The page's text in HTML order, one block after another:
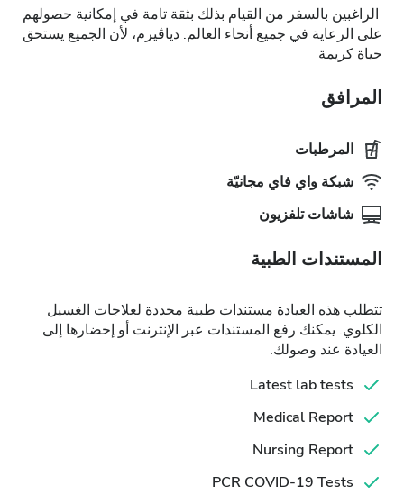
الراغبين بالسفر من القيام بذلك بثقة تامة في إمكانية حصولهم
على الرعاية في جميع أنحاء العالم. دياڤيرم، لأن الجميع يستحق
حياة كريمة
المرافق
المرطبات
شبكة واي فاي مجانيّة
شاشات تلفزيون
المستندات الطبية
تتطلب هذه العيادة مستندات طبية محددة لعلاجات الغسيل
الكلوي. يمكنك رفع المستندات عبر الإنترنت أو إحضارها إلى
العيادة عند وصولك.
Latest lab tests
Medical Report
Nursing Report
PCR COVID-19 Tests